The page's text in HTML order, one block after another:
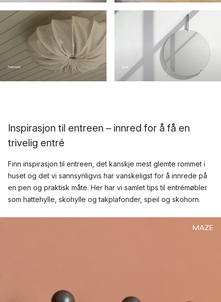
Plafonder Speil
Inspirasjon til entreen – innred for å få en
trivelig entré
Finn inspirasjon til entreen, det kanskje mest glemte rommet i
huset og det vi sannsynligvis har vanskeligst for å innrede på
en pen og praktisk måte. Her har vi samlet tips til entrémøbler
som hattehylle, skohylle og takplafonder, speil og skohorn.
MAZE